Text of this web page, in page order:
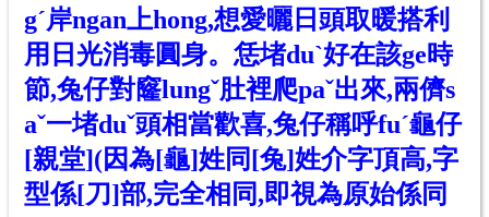
gˊ岸ngan上hong,想愛曬日頭取暖搭利
用日光消毒圓身。恁堵duˋ好在該ge時
節,兔仔對窿lungˇ肚裡爬paˇ出來,兩儕s
aˇ一堵duˇ頭相當歡喜,兔仔稱呼fuˊ龜仔
[親堂](因為[龜]姓同[兔]姓介字頂高,字
型係[刀]部,完全相同,即視為原始係同